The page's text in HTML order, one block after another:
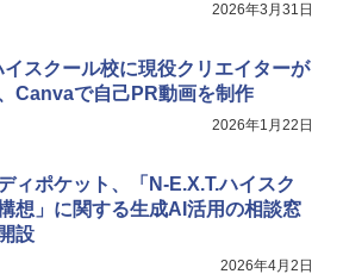
2026年3月31日
イスクール校に現役クリエイターが
Canvaで自己PR動画を制作
2026年1月22日
ィポケット、「N-E.X.T.ハイスク
想」に関する生成AI活用の相談窓
設
2026年4月2日